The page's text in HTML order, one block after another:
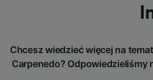
Chcesz wiedzieć więcej na
Carpenedo?